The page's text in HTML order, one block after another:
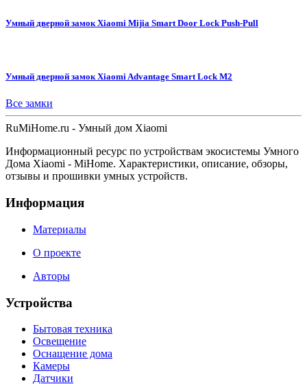
Умный дверной замок Xiaomi Mijia Smart Door Lock Push-Pull
Умный дверной замок Xiaomi Advantage Smart Lock M2
Все замки
RuMiHome.ru - Умный дом Xiaomi
Информационный ресурс по устройствам экосистемы Умного
Дома Xiaomi - MiHome. Характеристики, описание, обзоры,
отзывы и прошивки умных устройств.
Информация
Материалы
О проекте
Авторы
Устройства
Бытовая техника
Освещение
Оснащение дома
Камеры
Датчики